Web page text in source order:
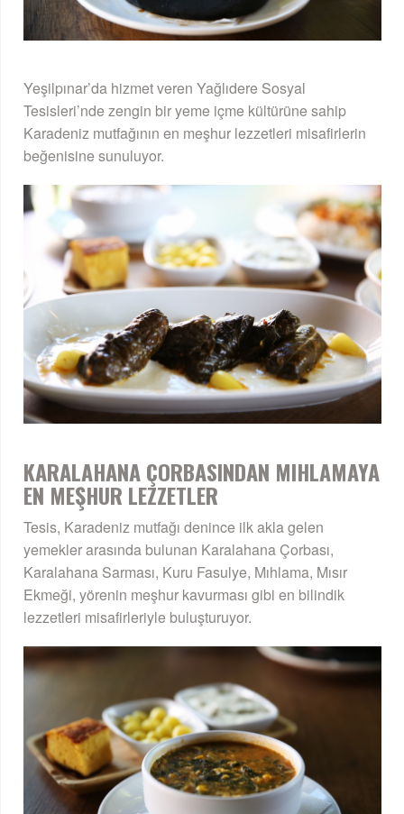
Yeşilpınar’da hizmet veren Yağlıdere Sosyal
Tesisleri’nde zengin bir yeme içme kültürüne sahip
Karadeniz mutfağının en meşhur lezzetleri misafirlerin
beğenisine sunuluyor.
KARALAHANA ÇORBASINDAN MIHLAMAYA
EN MEŞHUR LEZZETLER
Tesis, Karadeniz mutfağı denince ilk akla gelen
yemekler arasında bulunan Karalahana Çorbası,
Karalahana Sarması, Kuru Fasulye, Mıhlama, Mısır
Ekmeği, yörenin meşhur kavurması gibi en bilindik
lezzetleri misafirleriyle buluşturuyor.